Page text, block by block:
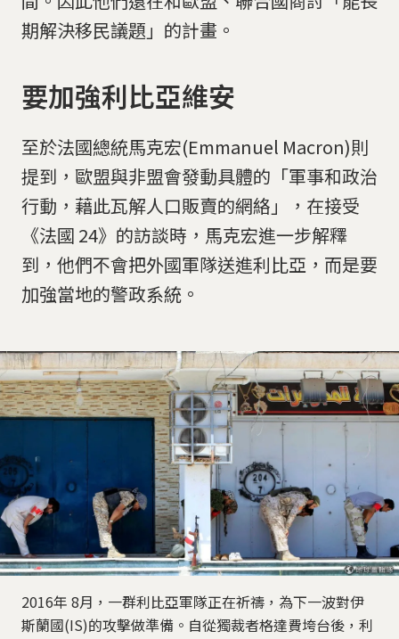
期解決移民議題」的計畫。
要加強利比亞維安
至於法國總統馬克宏(Emmanuel Macron)則
提到，歐盟與非盟會發動具體的「軍事和政治
行動，藉此瓦解人口販賣的網絡」，在接受
《法國 24》的訪談時，馬克宏進一步解釋
到，他們不會把外國軍隊送進利比亞，而是要
加強當地的警政系統。
2016年 8月，一群利比亞軍隊正在祈禱，為下一波對伊
斯蘭國(IS)的攻擊做準備。自從獨裁者格達費垮台後，利